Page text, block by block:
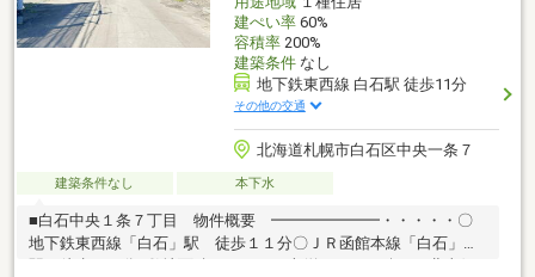
建ぺい率60%
容積率200%
建築条件なし
地下鉄東西線 白石駅 徒歩11分
その他の交通
北海道札幌市白石区中央一条７
建築条件なし 本下水
■白石中央１条７丁目 物件概要 ━━━━━━━・・・・・〇
地下鉄東西線「白石」駅 徒歩１１分〇ＪＲ函館本線「白石」
駅 徒歩１９分○敷地面積 １３９平米(約４２.０４坪）○北東側